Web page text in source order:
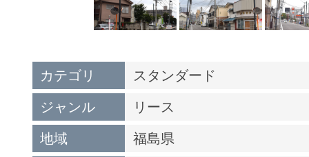
カテゴリ スタンダード
ジャンル リース
地域 福島県